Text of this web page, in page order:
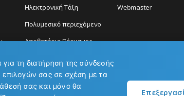
Ηλεκτρονική Τάξη
Πολυμεσικό περιεχόμενο
Αποθετήριο Πέργαμος
Διάγνωση και Πρόγνωση
Φαινομένων
Webmaster
τη διατήρηση της σύνδεσής
επιλογών σας σε σχέση με τα
σας και μόνο θα